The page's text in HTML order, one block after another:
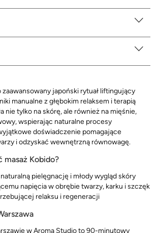
zaawansowany japoński rytuał liftingujący
manualne z głębokim relaksem i terapią
nie tylko na skórę, ale również na mięśnie,
wspierając naturalne procesy
doświadczenie pomagające
i odzyskać wewnętrzną równowagę.
masaż Kobido?
pielęgnację i młody wygląd skóry
napięcia w obrębie twarzy, karku i szczęk
relaksu i regeneracji
w Aroma Studio to 90-minutowy